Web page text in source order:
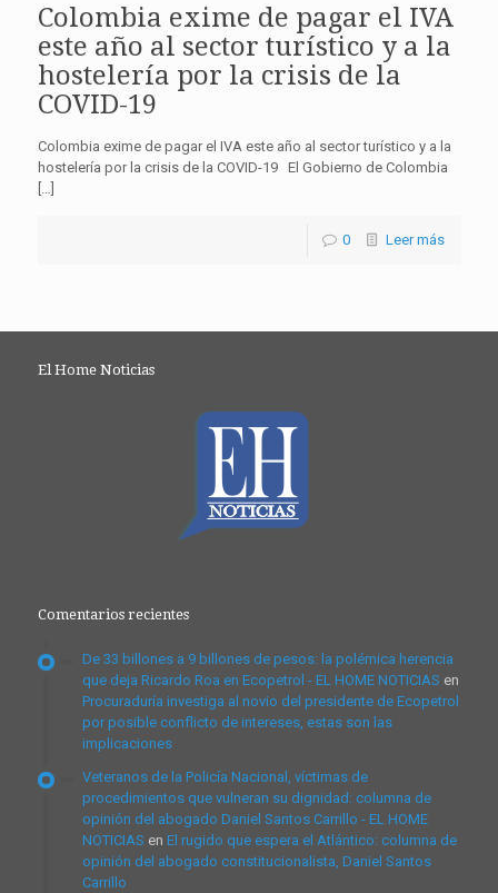
Colombia exime de pagar el IVA
este año al sector turístico y a la
hostelería por la crisis de la
COVID-19
Colombia exime de pagar el IVA este año al sector turístico y a la
hostelería por la crisis de la COVID-19 El Gobierno de Colombia
[…]
0 Leer más
El Home Noticias
Comentarios recientes
De 33 billones a 9 billones de pesos: la polémica herencia
que deja Ricardo Roa en Ecopetrol - EL HOME NOTICIAS en
Procuraduría investiga al novio del presidente de Ecopetrol
por posible conflicto de intereses, estas son las
implicaciones
Veteranos de la Policía Nacional, víctimas de
procedimientos que vulneran su dignidad: columna de
opinión del abogado Daniel Santos Carrillo - EL HOME
NOTICIAS en El rugido que espera el Atlántico: columna de
opinión del abogado constitucionalista, Daniel Santos
Carrillo